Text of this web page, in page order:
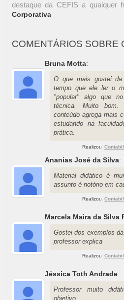
destaque da CEFIS a qualquer
Corporativa
COMENTÁRIOS SOBRE
Bruna Motta:
O que mais gostei
tempo que ele ler o
"popular" algo que
técnica. Muito
conteúdo agrega mais
estudando na
prática.
Realizou
Ananias José da Silva:
Material didático é
assunto é notório em
Realizou
Marcela Maira da Silva
Gostei dos exemplos
professor explica
Realizou
Jéssica Toth Andrade:
Professor muito
objetivo.